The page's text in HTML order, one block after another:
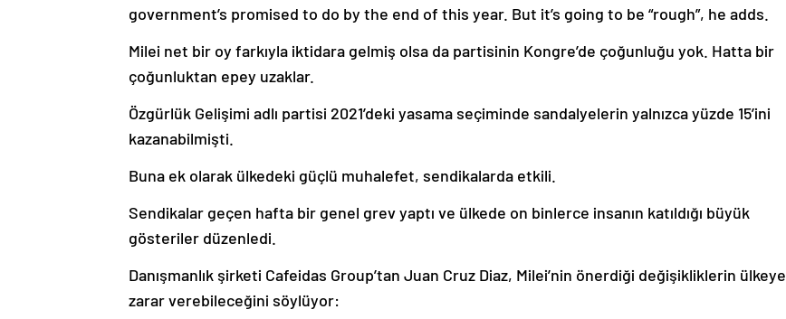
government’s promised to do by the end of this year. But it’s going to be “rough”, he adds.
Milei net bir oy farkıyla iktidara gelmiş olsa da partisinin Kongre’de çoğunluğu yok. Hatta bir
çoğunluktan epey uzaklar.
Özgürlük Gelişimi adlı partisi 2021’deki yasama seçiminde sandalyelerin yalnızca yüzde 15’ini
kazanabilmişti.
Buna ek olarak ülkedeki güçlü muhalefet, sendikalarda etkili.
Sendikalar geçen hafta bir genel grev yaptı ve ülkede on binlerce insanın katıldığı büyük
gösteriler düzenledi.
Danışmanlık şirketi Cafeidas Group’tan Juan Cruz Diaz, Milei’nin önerdiği değişikliklerin ülkeye
zarar verebileceğini söylüyor: